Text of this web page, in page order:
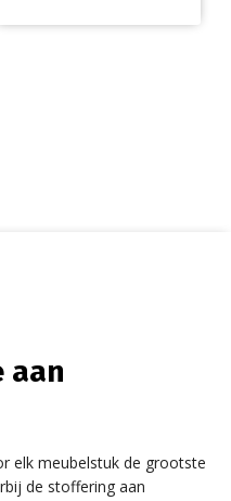
aan
elk meubelstuk de grootste
de stoffering aan